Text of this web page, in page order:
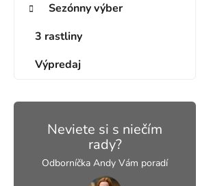
Sezónny výber
3 rastliny
Výpredaj
Neviete si s niečím
rady?
Odborníčka Andy Vám poradí